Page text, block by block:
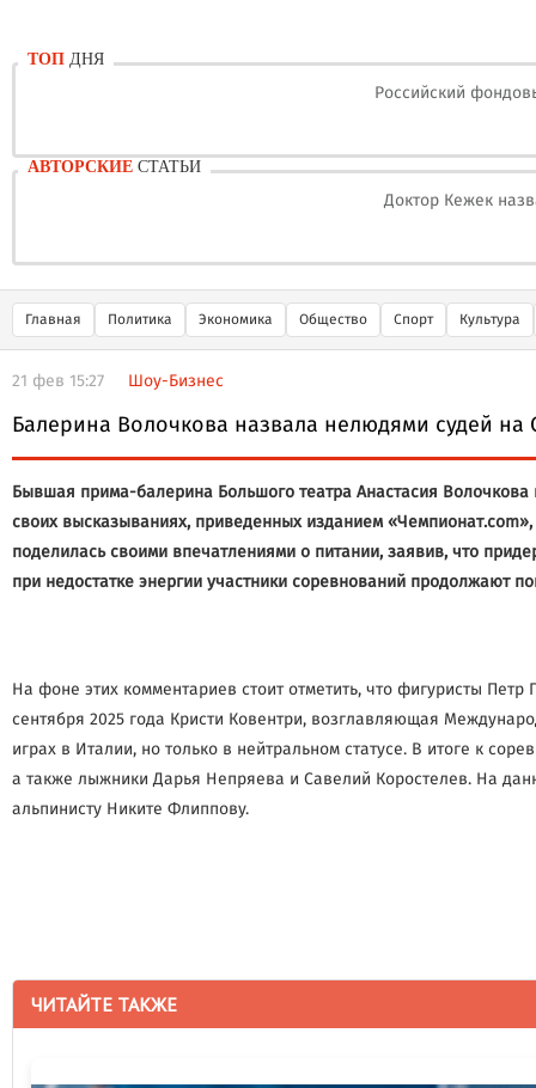
ТОП ДНЯ
Российский
АВТОРСКИЕ СТАТЬИ
Доктор Кежек
Главная Политика Экономика Общество Спорт Культура
ЧИТАЙТЕ ТАКЖЕ
21 фев 15:27 Шоу-Бизнес
Балерина Волочкова назвала нелюдями судей на
Бывшая прима-балерина Большого театра Анастасия
своих высказываниях, приведенных изданием
поделилась своими впечатлениями о питании, заявив, что
при недостатке энергии участники соревнований продолжают
На фоне этих комментариев стоит отметить, что фигуристы
сентября 2025 года Кристи Ковентри, возглавляющая
играх в Италии, но только в нейтральном статусе. В итоге к
а также лыжники Дарья Непряева и Савелий Коростелев. На
альпинисту Никите Флиппову.